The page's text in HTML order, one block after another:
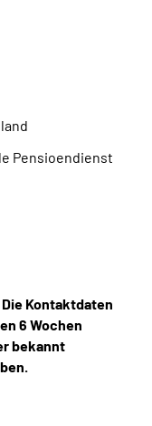
Pensioendienst
Die Kontaktdaten
6 Wochen
bekannt